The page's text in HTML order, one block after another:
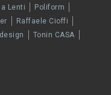
Lenti
Poliform
Raffaele Cioffi
Tonin CASA